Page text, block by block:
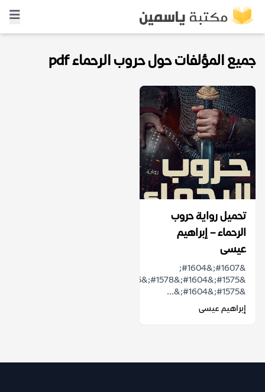
جميع المؤلفات حول حروب الرحماء pdf
تحميل رواية حروب
الرحماء – إبراهيم
عيسى
&#1607;&#1604;
&#1575;&#1604;&...
إبراهيم عيسى